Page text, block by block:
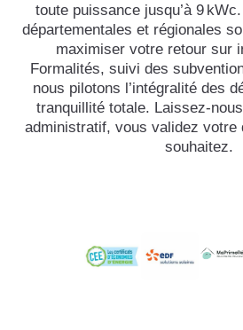
toute puissance jusqu’à 9
départementales et régionales
maximiser votre retour sur
Formalités, suivi des
nous pilotons l’intégralité des
tranquillité totale. Laissez-
administratif, vous validez votre
souhaitez.